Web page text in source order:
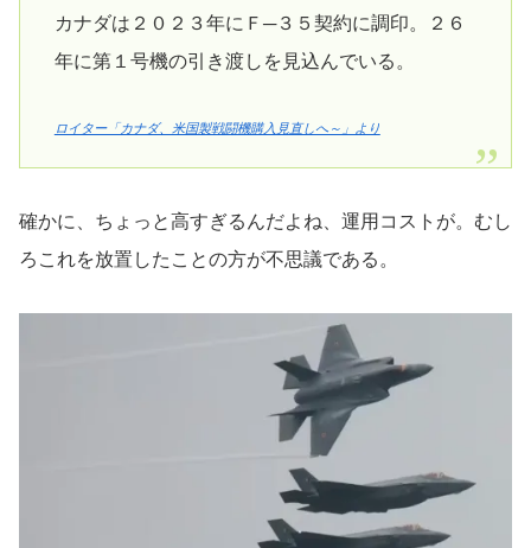
カナダは２０２３年にＦ─３５契約に調印。２６
年に第１号機の引き渡しを見込んでいる。
ロイター「カナダ、米国製戦闘機購入見直しへ～」より
確かに、ちょっと高すぎるんだよね、運用コストが。むし
ろこれを放置したことの方が不思議である。